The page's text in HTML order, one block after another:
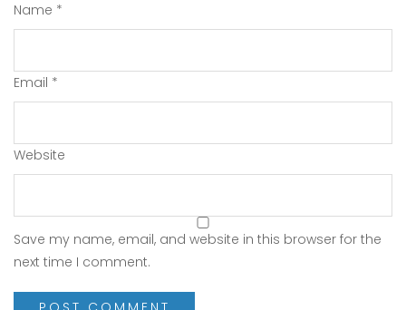
Name *
Email *
Website
Save my name, email, and website in this browser for the
next time I comment.